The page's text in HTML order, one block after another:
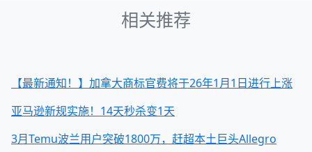
相关推荐
【最新通知！】加拿大商标官费将于26年1月1日进行上涨
亚马逊新规实施！14天秒杀变1天
3月Temu波兰用户突破1800万，赶超本土巨头Allegro